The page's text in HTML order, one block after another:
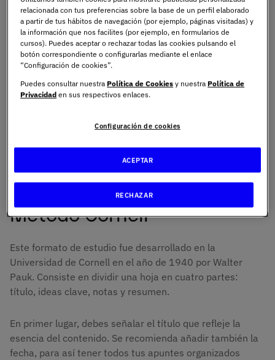
Los mejores métodos para
tomar apuntes en clase
Tomar buenos apuntes es una tarea imprescindible para
el éxito académico y profesional. Pero, ¿sabías que hay
necesidades y preferencias? Te presentamos las cuatro
apuntes.
Método Cornell
Este formato de estudio fue desarrollado en la
Universidad de Cornell en el año de 1940 por Walter
Pauk. Consiste en dividir una hoja en cuatro partes:
título, ideas clave, notas y resumen.
En primer lugar, debes señalar el título que refleje la
esencia del contenido. Se recomienda añadir también la
fecha, para así tener todos tus apuntes organizados
relacionada con tus preferencias sobre la base de un perfil elaborado
a partir de tus hábitos de navegación (por ejemplo, páginas visitadas) y
la información que nos facilites (por ejemplo, en formularios de
cursos). Puedes aceptar o rechazar todas las cookies pulsando el
botón correspondiente o configurarlas mediante el enlace
“Configuración de cookies”.
Puedes consultar nuestra Política de Cookies y nuestra Política de
Privacidad en sus respectivos enlaces.
Configuración de cookies
RECHAZAR
ACEPTAR